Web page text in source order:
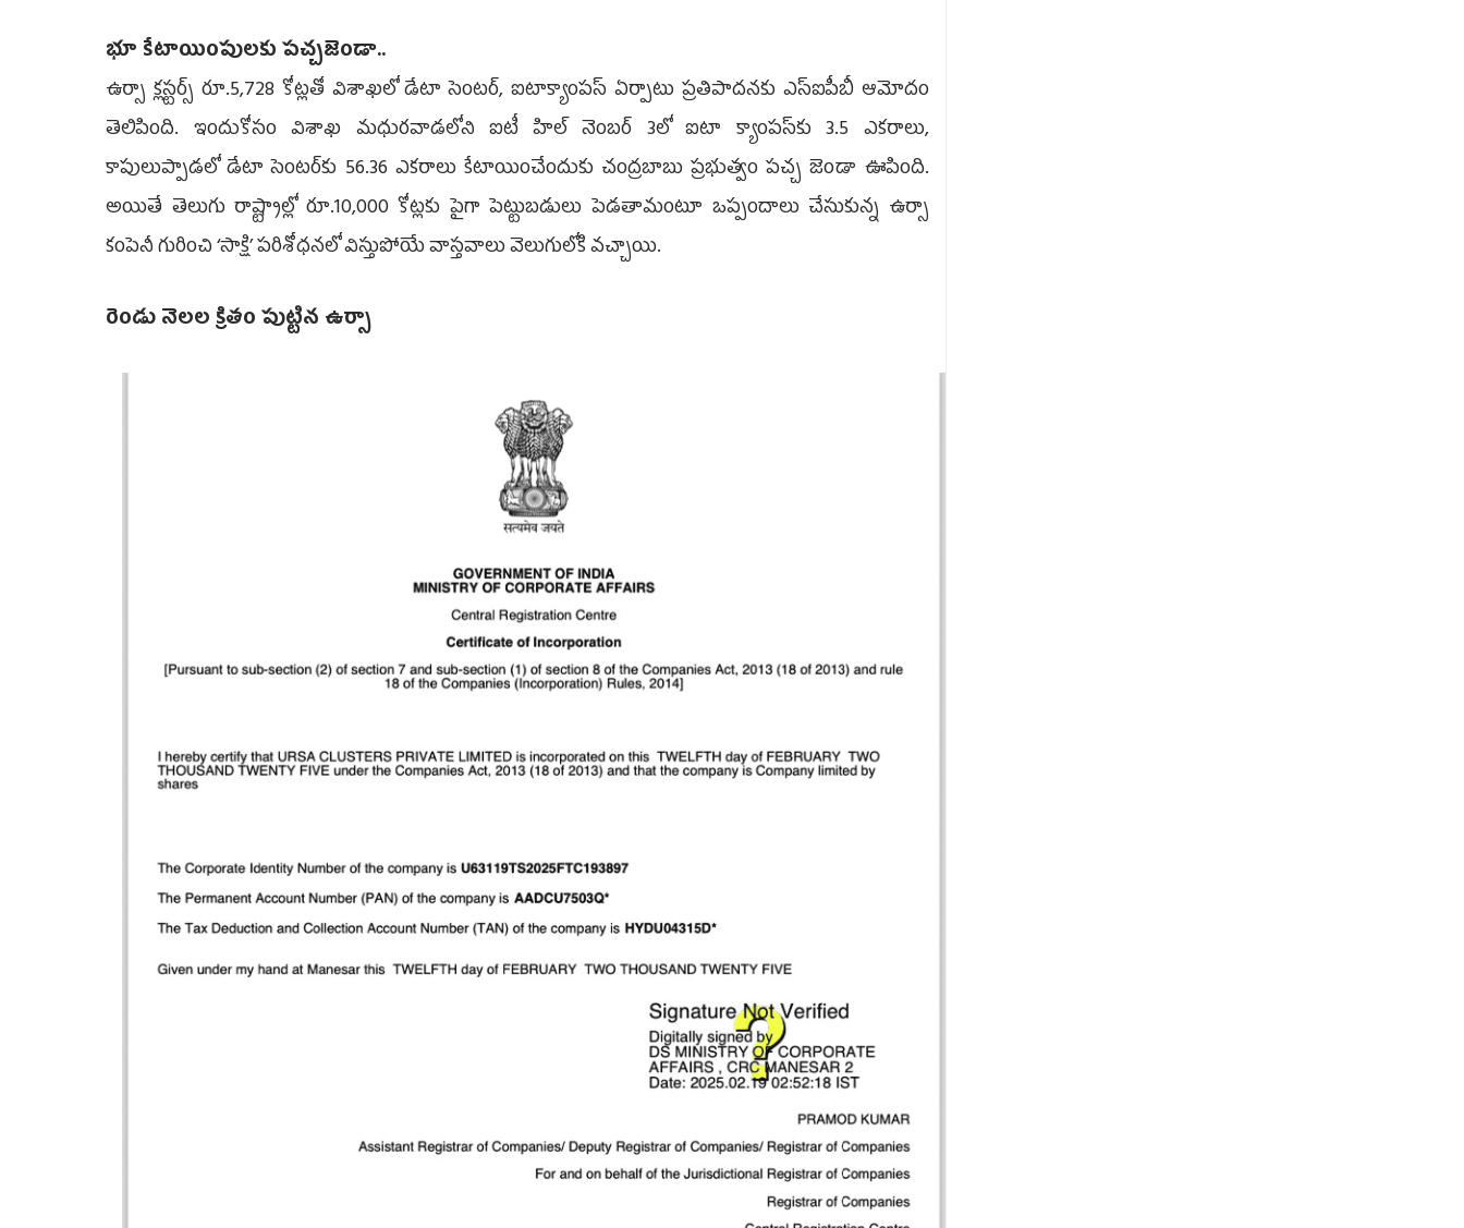
భూ కేటాయింపులకు పచ్చజెండా..
ఉర్సా క్లస్టర్స్‌ రూ.5,728 కోట్లతో విశాఖలో డేటా సెంటర్, ఐటాక్యాంపస్‌ ఏర్పాటు ప్రతిపాదనకు ఎస్‌ఐపీబీ ఆమోదం
తెలిపింది. ఇందుకోసం విశాఖ మధురవాడలోని ఐటీ హిల్‌ నెంబర్‌ 3లో ఐటా క్యాంపస్‌కు 3.5 ఎకరాలు,
కాపులుప్పాడలో డేటా సెంటర్‌కు 56.36 ఎకరాలు కేటాయించేందుకు చంద్రబాబు ప్రభుత్వం పచ్చ జెండా ఊపింది.
అయితే తెలుగు రాష్ట్రాల్లో రూ.10,000 కోట్లకు పైగా పెట్టుబడులు పెడతామంటూ ఒప్పందాలు చేసుకున్న ఉర్సా
కంపెనీ గురించి ‘సాక్షి’ పరిశోధనలో విస్తుపోయే వాస్తవాలు వెలుగులోకి వచ్చాయి.
రెండు నెలల క్రితం పుట్టిన ఉర్సా